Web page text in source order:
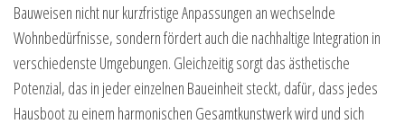
Bauweisen nicht nur kurzfristige Anpassungen an wechselnde
Wohnbedürfnisse, sondern fördert auch die nachhaltige Integration in
verschiedenste Umgebungen. Gleichzeitig sorgt das ästhetische
Potenzial, das in jeder einzelnen Baueinheit steckt, dafür, dass jedes
Hausboot zu einem harmonischen Gesamtkunstwerk wird und sich